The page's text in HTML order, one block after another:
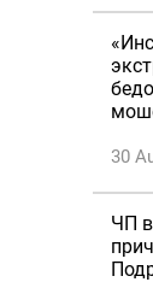
30
ЧП